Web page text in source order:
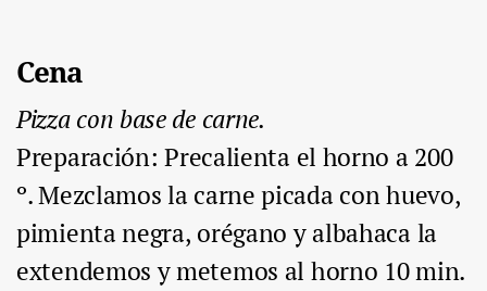
Cena
Pizza con base de carne.
Preparación: Precalienta el horno a 200
º. Mezclamos la carne picada con huevo,
pimienta negra, orégano y albahaca la
extendemos y metemos al horno 10 min.